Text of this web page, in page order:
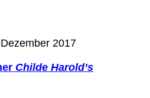
2017
Childe Harold’s